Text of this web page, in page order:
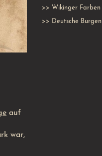
auf
war,
>> Wikinger Farben
>> Deutsche Burgen